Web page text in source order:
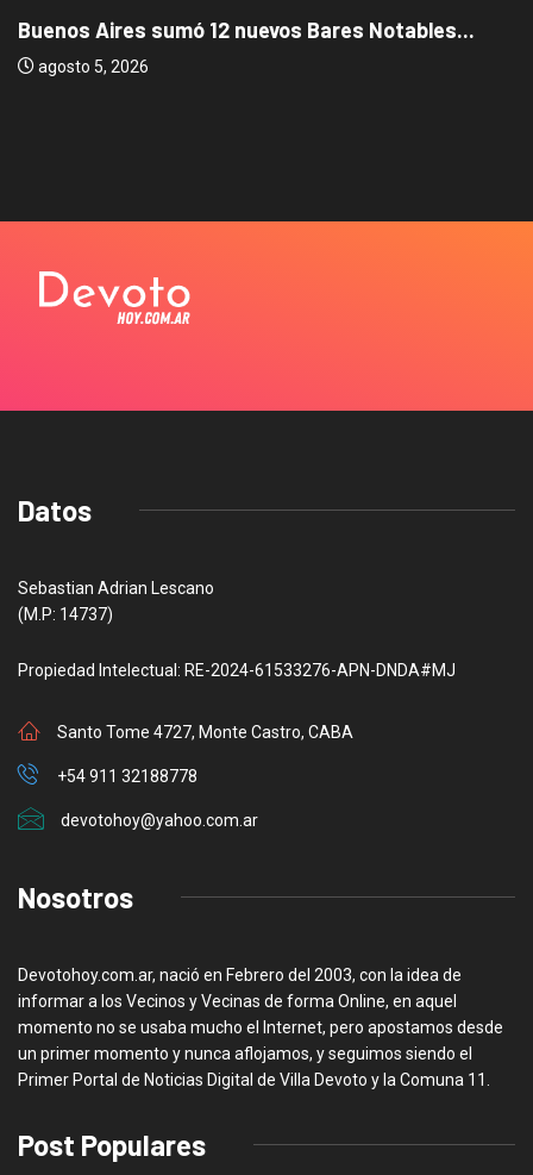
Buenos Aires sumó 12 nuevos Bares Notables...
agosto 5, 2026
Datos
Sebastian Adrian Lescano
(M.P: 14737)
Propiedad Intelectual: RE-2024-61533276-APN-DNDA#MJ
Santo Tome 4727, Monte Castro, CABA
+54 911 32188778
devotohoy@yahoo.com.ar
Nosotros
Devotohoy.com.ar, nació en Febrero del 2003, con la idea de
informar a los Vecinos y Vecinas de forma Online, en aquel
momento no se usaba mucho el Internet, pero apostamos desde
un primer momento y nunca aflojamos, y seguimos siendo el
Primer Portal de Noticias Digital de Villa Devoto y la Comuna 11.
Post Populares